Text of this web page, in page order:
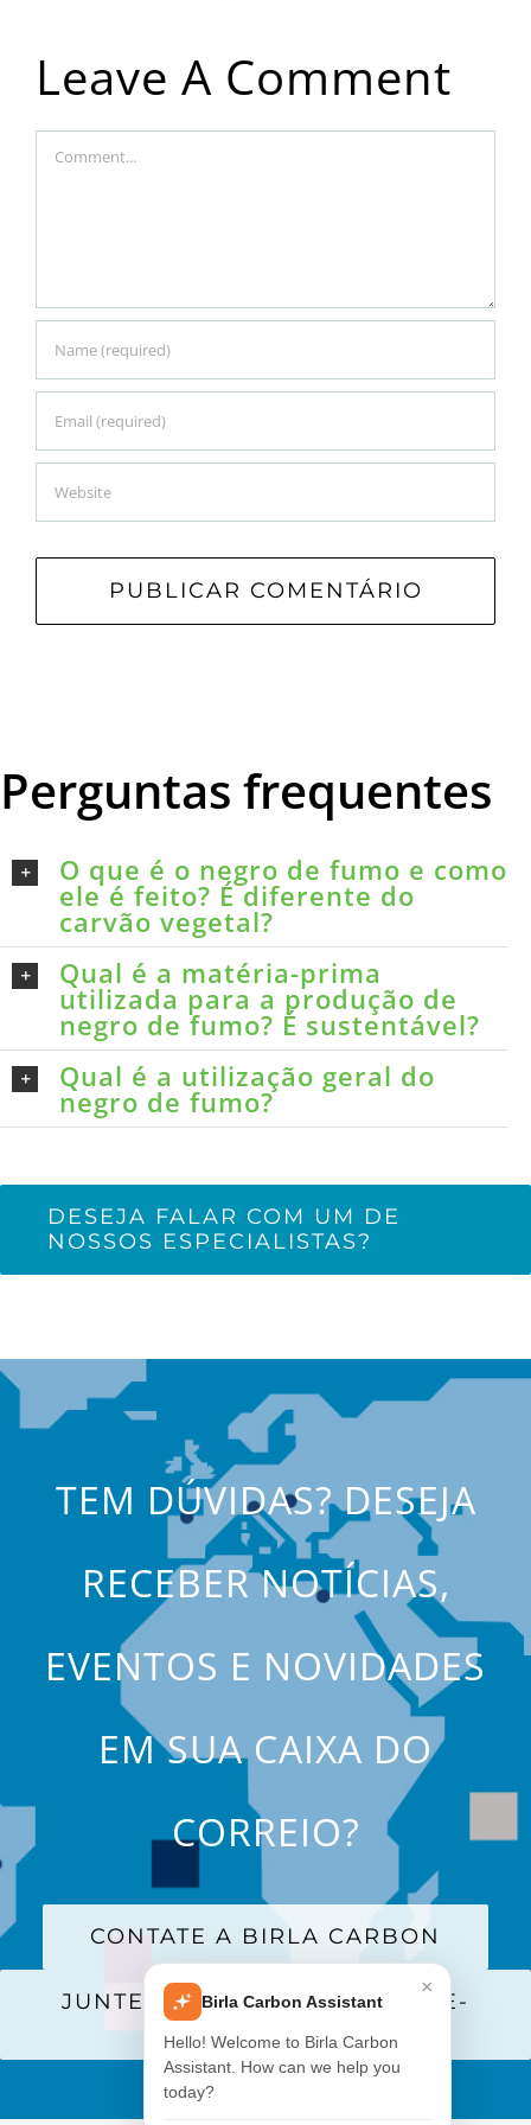
Leave A Comment
Comment
Perguntas frequentes
O que é o negro de fumo e como
ele é feito? É diferente do
carvão vegetal?
Qual é a matéria-prima
utilizada para a produção de
negro de fumo? É sustentável?
Qual é a utilização geral do
negro de fumo?
DESEJA FALAR COM UM DE
NOSSOS ESPECIALISTAS?
TEM DÚVIDAS? DESEJA
RECEBER NOTÍCIAS,
EVENTOS E NOVIDADES
EM SUA CAIXA DO
CORREIO?
CONTATE A BIRLA CARBON
JUNTE-SE A NOSSA LISTA DE E-
×
Birla Carbon Assistant
Hello! Welcome to Birla Carbon
Assistant. How can we help you
today?